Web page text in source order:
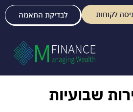
לבדיקת התאמה לקוחות
שבועיות